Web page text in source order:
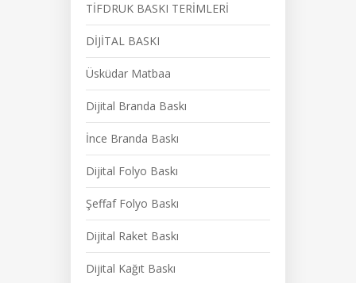
TİFDRUK BASKI TERİMLERİ
DİJİTAL BASKI
Üsküdar Matbaa
Dijital Branda Baskı
İnce Branda Baskı
Dijital Folyo Baskı
Şeffaf Folyo Baskı
Dijital Raket Baskı
Dijital Kağıt Baskı